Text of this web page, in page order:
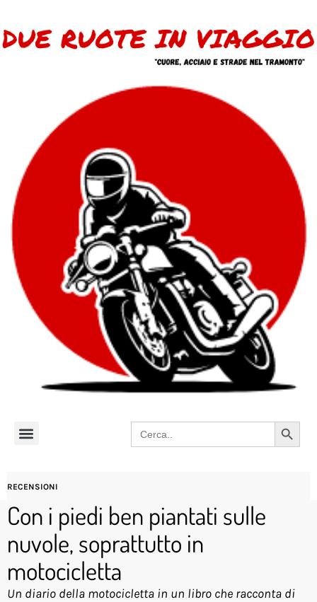
Search
for:
Search
RECENSIONI
Con i piedi ben piantati sulle
nuvole, soprattutto in
motocicletta
Un diario della motocicletta in un libro che racconta di